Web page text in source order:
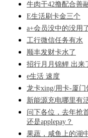
牛肉干42撸配合善
E生活刷卡金三个
a+会员没中的没用
工行微信任务有水
顺丰发财卡水了
招行月月锦鲤 出来
e生活 速度
龙卡xing/用卡-厦门
新能源充电哪里有
问下各位，去年抢
还是applepay？
果蔬，咸鱼上的湖